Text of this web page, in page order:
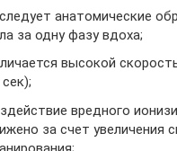
анатомические
за одну фазу вдоха;
высокой
вредного
за счет увеличения